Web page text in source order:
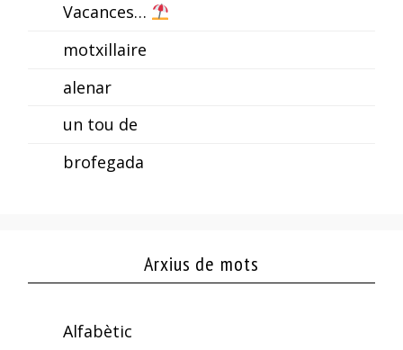
Vacances…
motxillaire
alenar
un tou de
brofegada
Arxius de mots
Alfabètic